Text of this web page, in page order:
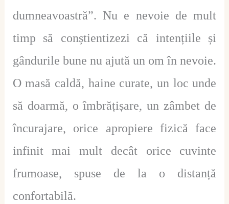
dumneavoastră”. Nu e nevoie de mult
timp să conștientizezi că intențiile și
gândurile bune nu ajută un om în nevoie.
O masă caldă, haine curate, un loc unde
să doarmă, o îmbrățișare, un zâmbet de
încurajare, orice apropiere fizică face
infinit mai mult decât orice cuvinte
frumoase, spuse de la o distanță
confortabilă.